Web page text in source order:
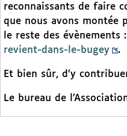
reconnaissants de faire
que nous avons montée
le reste des évènements :
revient-dans-le-bugey
.
Et bien sûr, d’y
Le bureau de